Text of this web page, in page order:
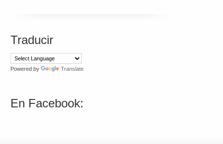
Traducir
Powered by Translate
En Facebook: